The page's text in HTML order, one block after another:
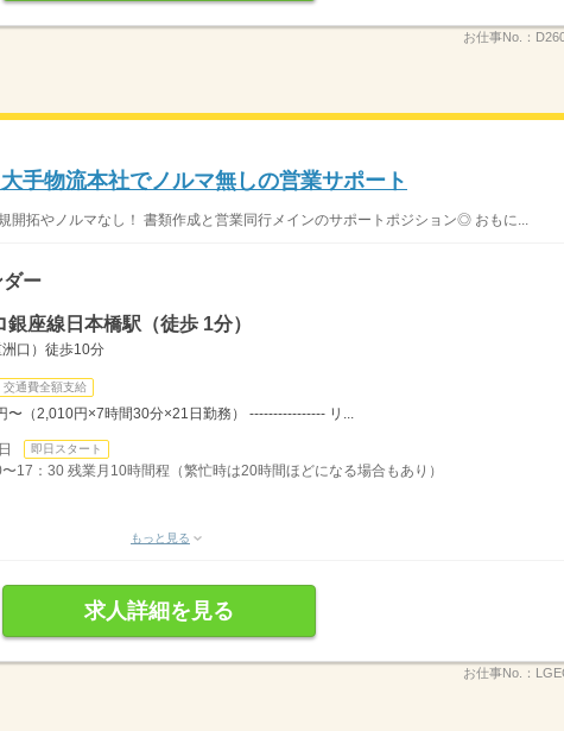
お仕事No.：
手物流本社でノルマ無しの営業サポート
開拓やノルマなし！ 書類作成と営業同行メインのサポートポジション◎ おもに...
ー
座線日本橋駅（徒歩 1分）
口）徒歩10分
交通費全額支給
〜（2,010円×7時間30分×21日勤務） ---------------- リ...
即日スタート
17：30 残業月10時間程（繁忙時は20時間ほどになる場合もあり）
もっと見る
求人詳細を見る
お仕事No.：